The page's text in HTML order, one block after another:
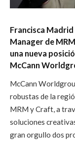
Francisca Madrid
Manager de
una nueva
McCann
McCann
robustas de la
MRM y Craft, a
soluciones
gran orgullo dos